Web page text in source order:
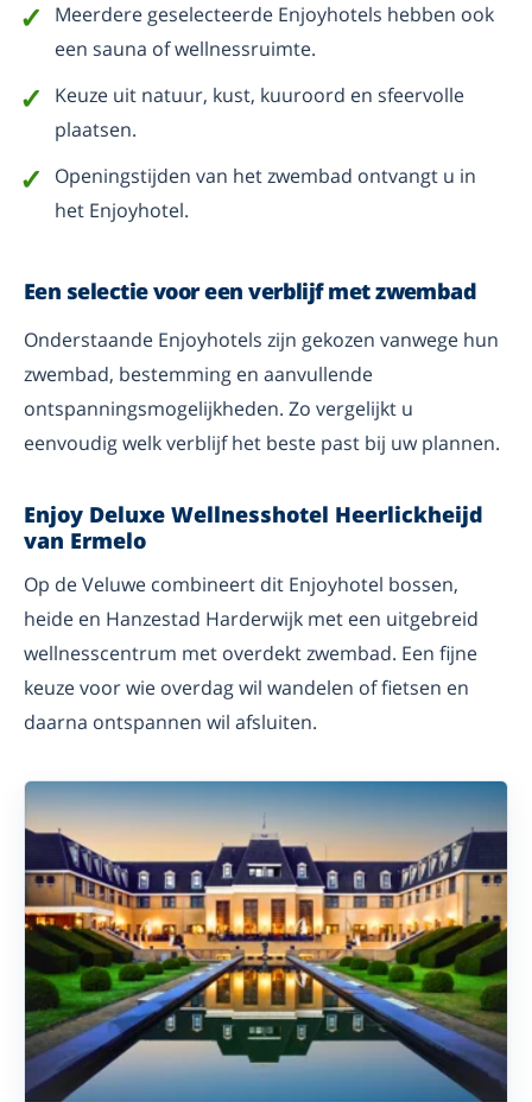
Meerdere geselecteerde Enjoyhotels hebben ook
een sauna of wellnessruimte.
Keuze uit natuur, kust, kuuroord en sfeervolle
plaatsen.
Openingstijden van het zwembad ontvangt u in
het Enjoyhotel.
Een selectie voor een verblijf met zwembad
Onderstaande Enjoyhotels zijn gekozen vanwege hun
zwembad, bestemming en aanvullende
ontspanningsmogelijkheden. Zo vergelijkt u
eenvoudig welk verblijf het beste past bij uw plannen.
Enjoy Deluxe Wellnesshotel Heerlickheijd
van Ermelo
Op de Veluwe combineert dit Enjoyhotel bossen,
heide en Hanzestad Harderwijk met een uitgebreid
wellnesscentrum met overdekt zwembad. Een fijne
keuze voor wie overdag wil wandelen of fietsen en
daarna ontspannen wil afsluiten.